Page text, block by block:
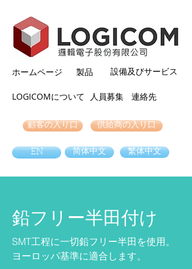
ホームページ
LOGICOMについて
製品 設備及びサービス
人員募集 連絡先
顧客の入り口 供給商の入り口
EN 简体中文 繁体中文
鉛フリー半田付け
SMT工程に一切鉛フリー半田を使用。
ヨーロッパ基準に適合します。